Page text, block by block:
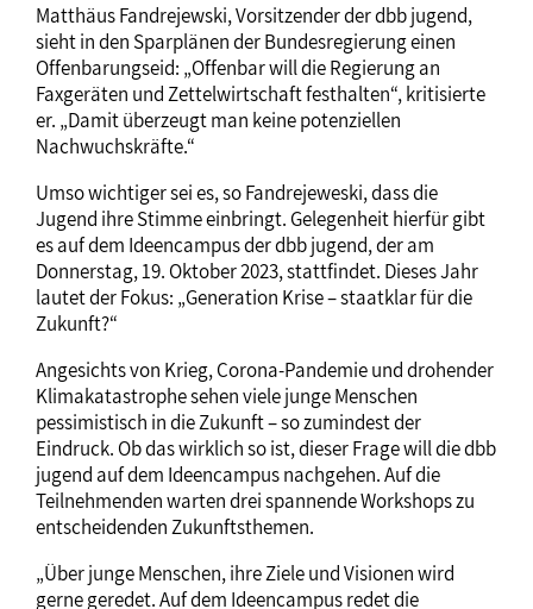
Matthäus Fandrejewski, Vorsitzender der dbb jugend,
sieht in den Sparplänen der Bundesregierung einen
Offenbarungseid: „Offenbar will die Regierung an
Faxgeräten und Zettelwirtschaft festhalten“, kritisierte
er. „Damit überzeugt man keine potenziellen
Nachwuchskräfte.“
Umso wichtiger sei es, so Fandrejeweski, dass die
Jugend ihre Stimme einbringt. Gelegenheit hierfür gibt
es auf dem Ideencampus der dbb jugend, der am
Donnerstag, 19. Oktober 2023, stattfindet. Dieses Jahr
lautet der Fokus: „Generation Krise – staatklar für die
Zukunft?“
Angesichts von Krieg, Corona-Pandemie und drohender
Klimakatastrophe sehen viele junge Menschen
pessimistisch in die Zukunft – so zumindest der
Eindruck. Ob das wirklich so ist, dieser Frage will die dbb
jugend auf dem Ideencampus nachgehen. Auf die
Teilnehmenden warten drei spannende Workshops zu
entscheidenden Zukunftsthemen.
„Über junge Menschen, ihre Ziele und Visionen wird
gerne geredet. Auf dem Ideencampus redet die